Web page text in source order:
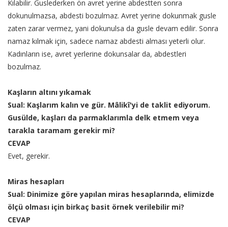
Kılabilir. Guslederken ön avret yerine abdestten sonra
dokunulmazsa, abdesti bozulmaz. Avret yerine dokunmak gusle
zaten zarar vermez, yani dokunulsa da gusle devam edilir. Sonra
namaz kılmak için, sadece namaz abdesti alması yeterli olur.
Kadınların ise, avret yerlerine dokunsalar da, abdestleri
bozulmaz.
Kaşların altını yıkamak
Sual: Kaşlarım kalın ve gür. Mâlikî'yi de taklit ediyorum.
Gusülde, kaşları da parmaklarımla delk etmem veya
tarakla taramam gerekir mi?
CEVAP
Evet, gerekir.
Miras hesapları
Sual: Dinimize göre yapılan miras hesaplarında, elimizde
ölçü olması için birkaç basit örnek verilebilir mi?
CEVAP